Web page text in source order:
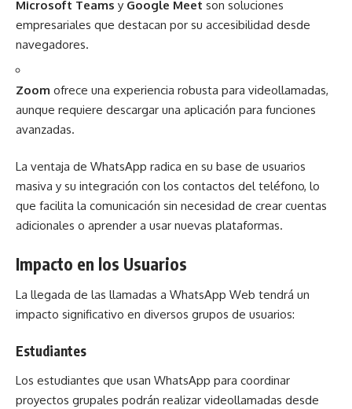
Microsoft Teams y Google Meet son soluciones
empresariales que destacan por su accesibilidad desde
navegadores.
Zoom ofrece una experiencia robusta para videollamadas,
aunque requiere descargar una aplicación para funciones
avanzadas.
La ventaja de WhatsApp radica en su base de usuarios
masiva y su integración con los contactos del teléfono, lo
que facilita la comunicación sin necesidad de crear cuentas
adicionales o aprender a usar nuevas plataformas.
Impacto en los Usuarios
La llegada de las llamadas a WhatsApp Web tendrá un
impacto significativo en diversos grupos de usuarios:
Estudiantes
Los estudiantes que usan WhatsApp para coordinar
proyectos grupales podrán realizar videollamadas desde